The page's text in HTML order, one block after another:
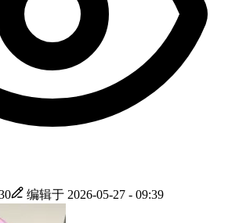
编辑于 2026-05-27 - 09:39